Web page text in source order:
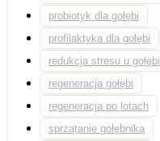
probiotyk dla gołębi
profilaktyka dla gołębi
redukcja stresu u gołębi
regeneracja gołębi
regeneracja po lotach
sprzątanie gołębnika